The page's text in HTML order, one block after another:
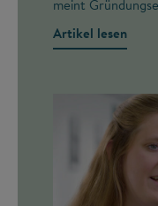
meint
Artikel lesen